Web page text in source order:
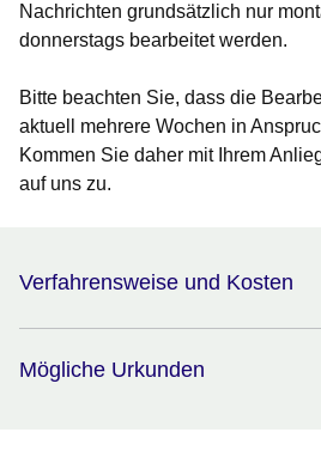
Nachrichten grundsätzlich nur
donnerstags bearbeitet werden.
Bitte beachten Sie, dass die
aktuell mehrere Wochen in
Kommen Sie daher mit Ihrem
auf uns zu.
Verfahrensweise und Kosten
Mögliche Urkunden